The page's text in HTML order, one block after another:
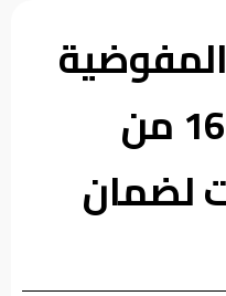
لتطبيق المادة 16 من
لضمان